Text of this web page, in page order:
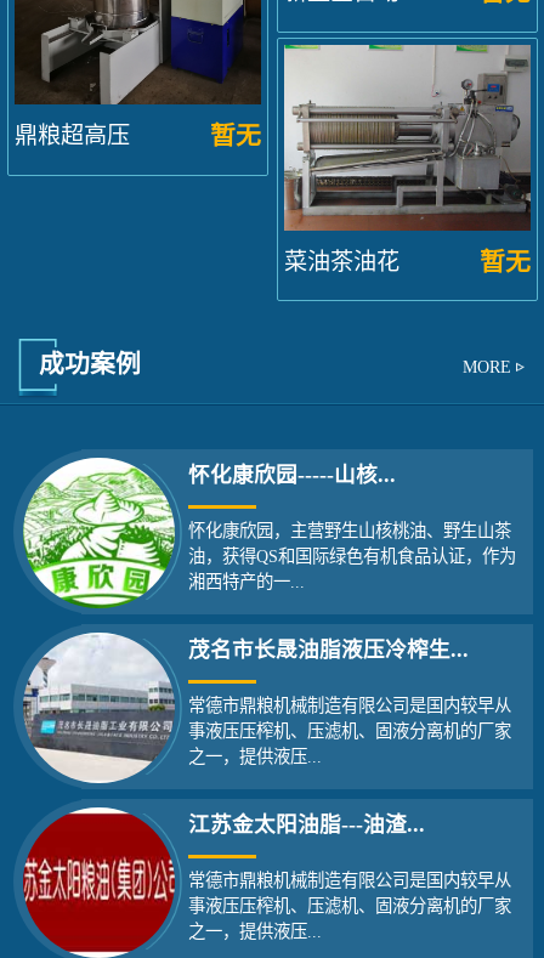
鼎粮超高压 暂无
卧式液压
榨...
菜油茶油花 暂无
成功案例 MORE
怀化康欣园-----山核...
怀化康欣园，主营野生山核桃油、野生山茶
油，获得QS和国际绿色有机食品认证，作为
湘西特产的一...
茂名市长晟油脂液压冷榨生...
常德市鼎粮机械制造有限公司是国内较早从
事液压压榨机、压滤机、固液分离机的厂家
之一，提供液压...
江苏金太阳油脂---油渣...
常德市鼎粮机械制造有限公司是国内较早从
事液压压榨机、压滤机、固液分离机的厂家
之一，提供液压...